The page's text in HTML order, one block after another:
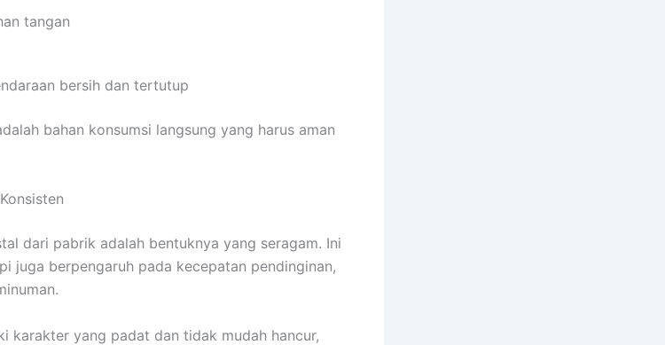
tangan
bersih dan tertutup
bahan konsumsi langsung yang harus aman
dari pabrik adalah bentuknya yang seragam. Ini
juga berpengaruh pada kecepatan pendinginan,
karakter yang padat dan tidak mudah hancur,